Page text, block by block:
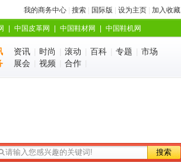
我的商务中心 搜索 国际版 设为主页 加入收藏
中国皮革网 中国鞋材网 中国鞋机网
资讯 时尚 滚动 百科 专题
市场
展会
视频 合作